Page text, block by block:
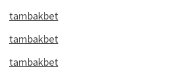
tambakbet
tambakbet
tambakbet